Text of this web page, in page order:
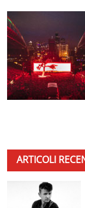
ARTICOLI